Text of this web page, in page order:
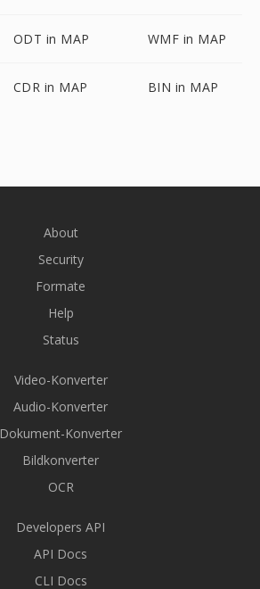
ODT in MAP WMF in MAP
CDR in MAP BIN in MAP
About
Security
Formate
Help
Status
Video-Konverter
Audio-Konverter
Dokument-Konverter
Bildkonverter
OCR
Developers API
API Docs
CLI Docs